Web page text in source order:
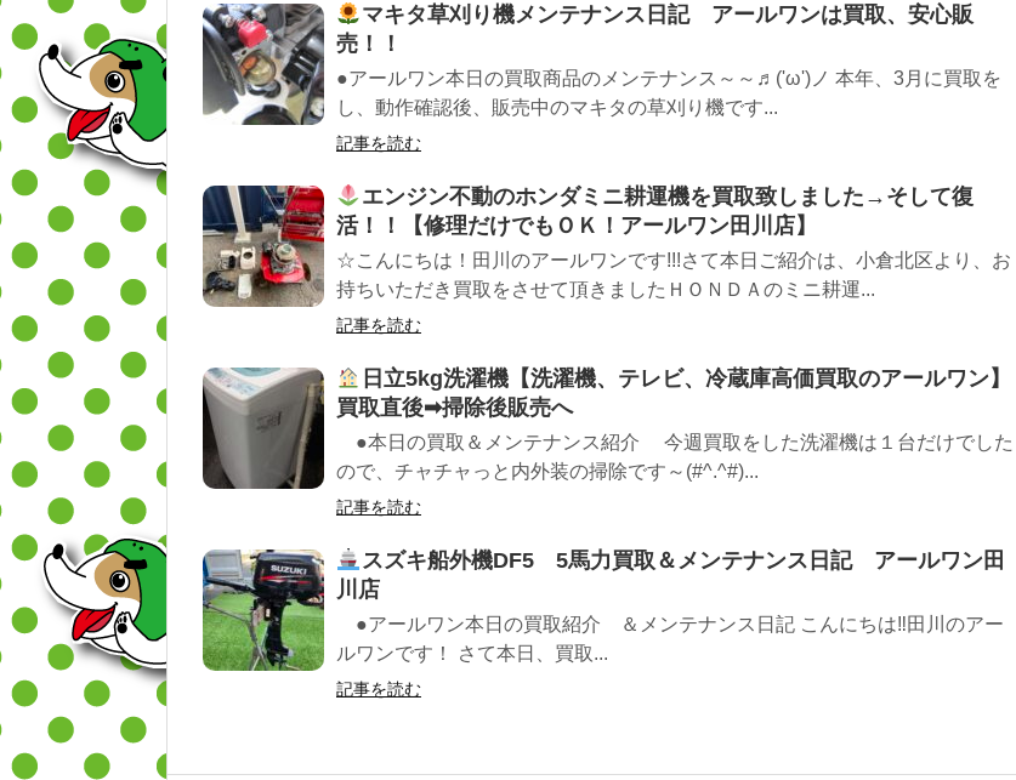
マキタ草刈り機メンテナンス日記 アールワンは買取、安心販
売！！
●アールワン本日の買取商品のメンテナンス～～♬('ω')ノ 本年、3月に買取を
し、動作確認後、販売中のマキタの草刈り機です...
記事を読む
エンジン不動のホンダミニ耕運機を買取致しました→そして復
活！！【修理だけでもＯＫ！アールワン田川店】
☆こんにちは！田川のアールワンです!!!さて本日ご紹介は、小倉北区より、お
持ちいただき買取をさせて頂きましたＨＯＮＤＡのミニ耕運...
記事を読む
日立5kg洗濯機【洗濯機、テレビ、冷蔵庫高価買取のアールワン】
買取直後➡掃除後販売へ
●本日の買取＆メンテナンス紹介 今週買取をした洗濯機は１台だけでした
ので、チャチャっと内外装の掃除です～(#^.^#)...
記事を読む
スズキ船外機DF5 5馬力買取＆メンテナンス日記 アールワン田
川店
●アールワン本日の買取紹介 ＆メンテナンス日記 こんにちは‼︎田川のアー
ルワンです！ さて本日、買取...
記事を読む